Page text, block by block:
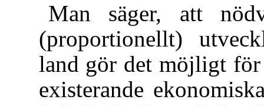
Man säger, att
(proportionellt)
land gör det möjligt för
existerande